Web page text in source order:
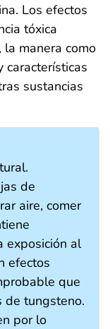
Los efectos
tóxica
manera como
características
sustancias
de
aire, comer
exposición al
efectos
que
de tungsteno.
por lo